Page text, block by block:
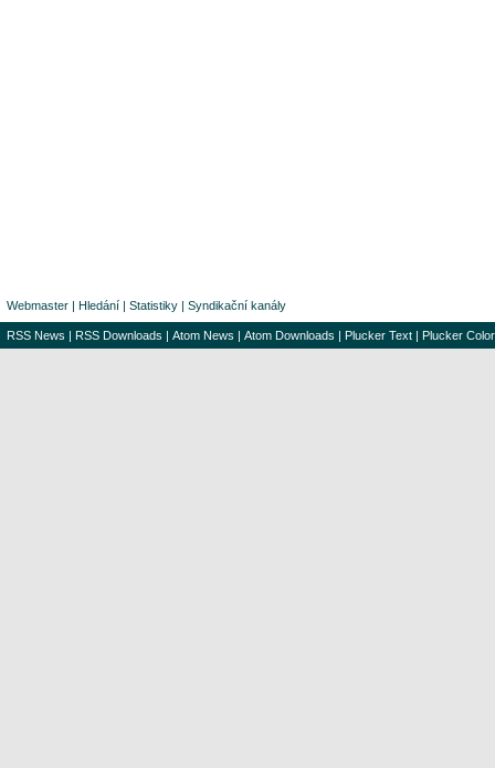
Webmaster | Hledání | Statistiky | Syndikační kanály
RSS News | RSS Downloads | Atom News | Atom Downloads | Plucker Text | Plucker Color